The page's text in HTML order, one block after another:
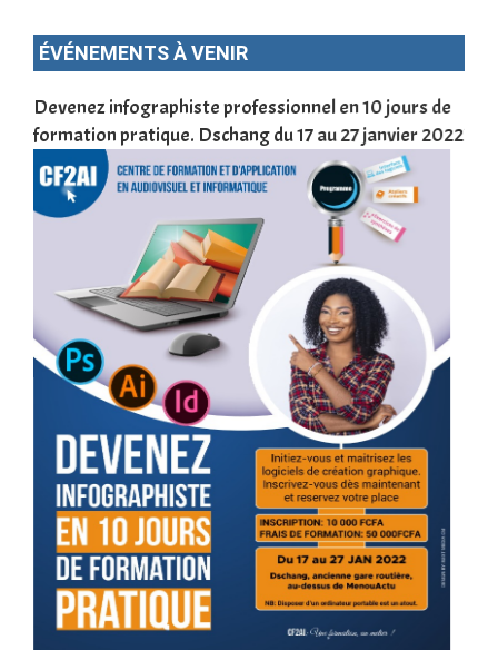
ÉVÉNEMENTS À VENIR
Devenez infographiste professionnel en 10 jours de
formation pratique. Dschang du 17 au 27 janvier 2022